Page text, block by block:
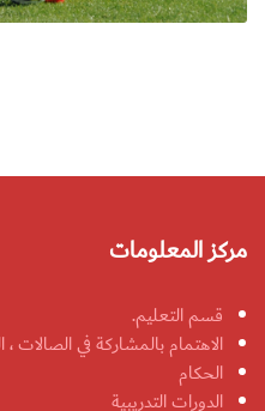
مركز المعلومات
قسم التعليم.
الاهتمام بالمشاركة في الصالات ،
الحكام
الدورات التدريبية